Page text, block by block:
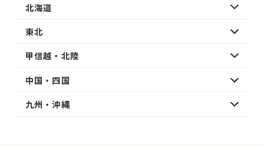
北海道
東北
甲信越・北陸
中国・四国
九州・沖縄